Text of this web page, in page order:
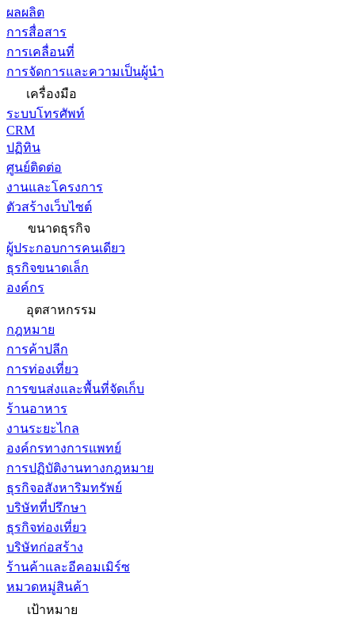
ผลผลิต
การสื่อสาร
การเคลื่อนที่
การจัดการและความเป็นผู้นำ
เครื่องมือ
ระบบโทรศัพท์
CRM
ปฏิทิน
ศูนย์ติดต่อ
งานและโครงการ
ตัวสร้างเว็บไซต์
ขนาดธุรกิจ
ผู้ประกอบการคนเดียว
ธุรกิจขนาดเล็ก
องค์กร
อุตสาหกรรม
กฎหมาย
การค้าปลีก
การท่องเที่ยว
การขนส่งและพื้นที่จัดเก็บ
ร้านอาหาร
งานระยะไกล
องค์กรทางการแพทย์
การปฏิบัติงานทางกฎหมาย
ธุรกิจอสังหาริมทรัพย์
บริษัทที่ปรึกษา
ธุรกิจท่องเที่ยว
บริษัทก่อสร้าง
ร้านค้าและอีคอมเมิร์ซ
หมวดหมู่สินค้า
เป้าหมาย